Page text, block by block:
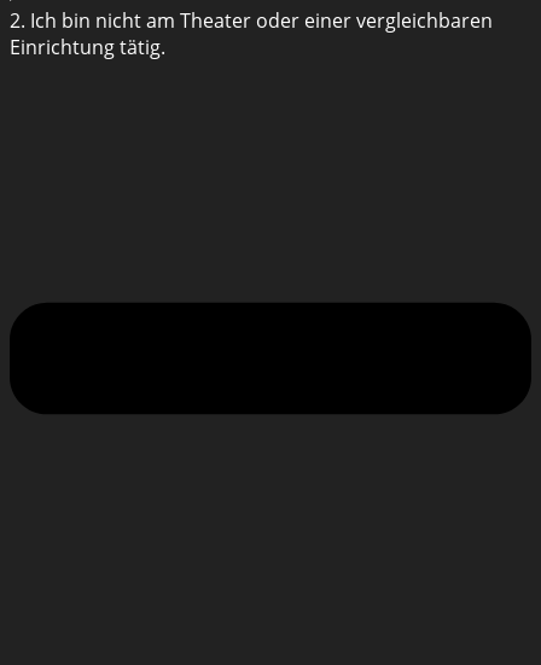
2. Ich bin nicht am Theater oder einer vergleichbaren
Einrichtung tätig.